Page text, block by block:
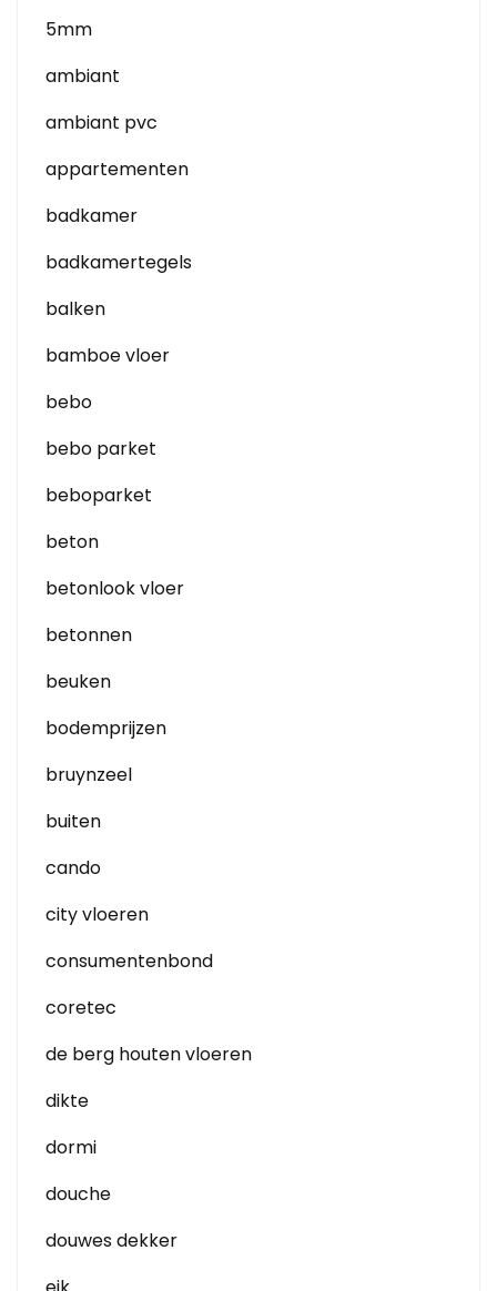
5mm
ambiant
ambiant pvc
appartementen
badkamer
badkamertegels
balken
bamboe vloer
bebo
bebo parket
beboparket
beton
betonlook vloer
betonnen
beuken
bodemprijzen
bruynzeel
buiten
cando
city vloeren
consumentenbond
coretec
de berg houten vloeren
dikte
dormi
douche
douwes dekker